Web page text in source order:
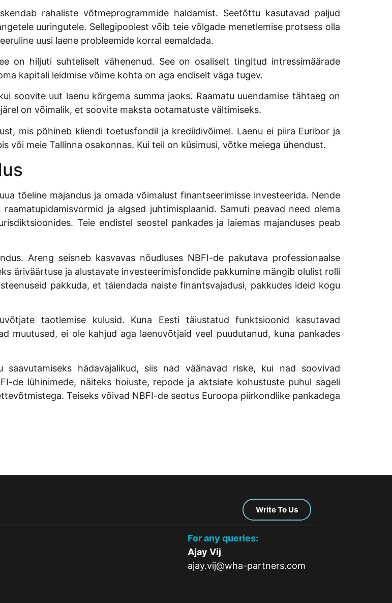
rahaliste võtmeprogrammide haldamist. Seetõttu kasutavad paljud
uuringutele. Sellegipoolest võib teie võlgade menetlemise protsess olla
uusi laene probleemide korral eemaldada.
on hiljuti suhteliselt vähenenud. See on osaliselt tingitud intressimäärade
kapitali leidmise võime kohta on aga endiselt väga tugev.
soovite uut laenu kõrgema summa jaoks. Raamatu uuendamise tähtaeg on
on võimalik, et soovite maksta ootamatuste vältimiseks.
mis põhineb kliendi toetusfondil ja krediidivõimel. Laenu ei piira Euribor ja
või meie Tallinna osakonnas. Kui teil on küsimusi, võtke meiega ühendust.
tõeline majandus ja omada võimalust finantseerimisse investeerida. Nende
ja algsed juhtimisplaanid. Samuti peavad need olema
Teie endistel seostel pankades ja laiemas majanduses peab
Areng seisneb kasvavas nõudluses NBFI-de pakutava professionaalse
äriväärtuse ja alustavate investeerimisfondide pakkumine mängib olulist rolli
pakkuda, et täiendada naiste finantsvajadusi, pakkudes ideid kogu
taotlemise kulusid. Kuna Eesti täiustatud funktsioonid kasutavad
muutused, ei ole kahjud aga laenuvõtjaid veel puudutanud, kuna pankades
saavutamiseks hädavajalikud, siis nad väänavad riske, kui nad soovivad
de lühinimede, näiteks hoiuste, repode ja aktsiate kohustuste puhul sageli
Teiseks võivad NBFI-de seotus Euroopa piirkondlike pankadega
Write To Us
For any queries:
Ajay Vij
ajay.vij@wha-partners.com